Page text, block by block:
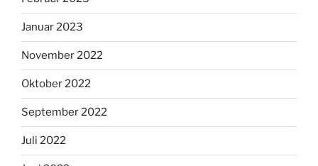
Januar 2023
November 2022
Oktober 2022
September 2022
Juli 2022